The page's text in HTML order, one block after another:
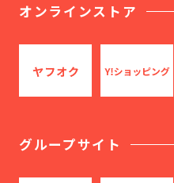
オンラインストア
グループサイト